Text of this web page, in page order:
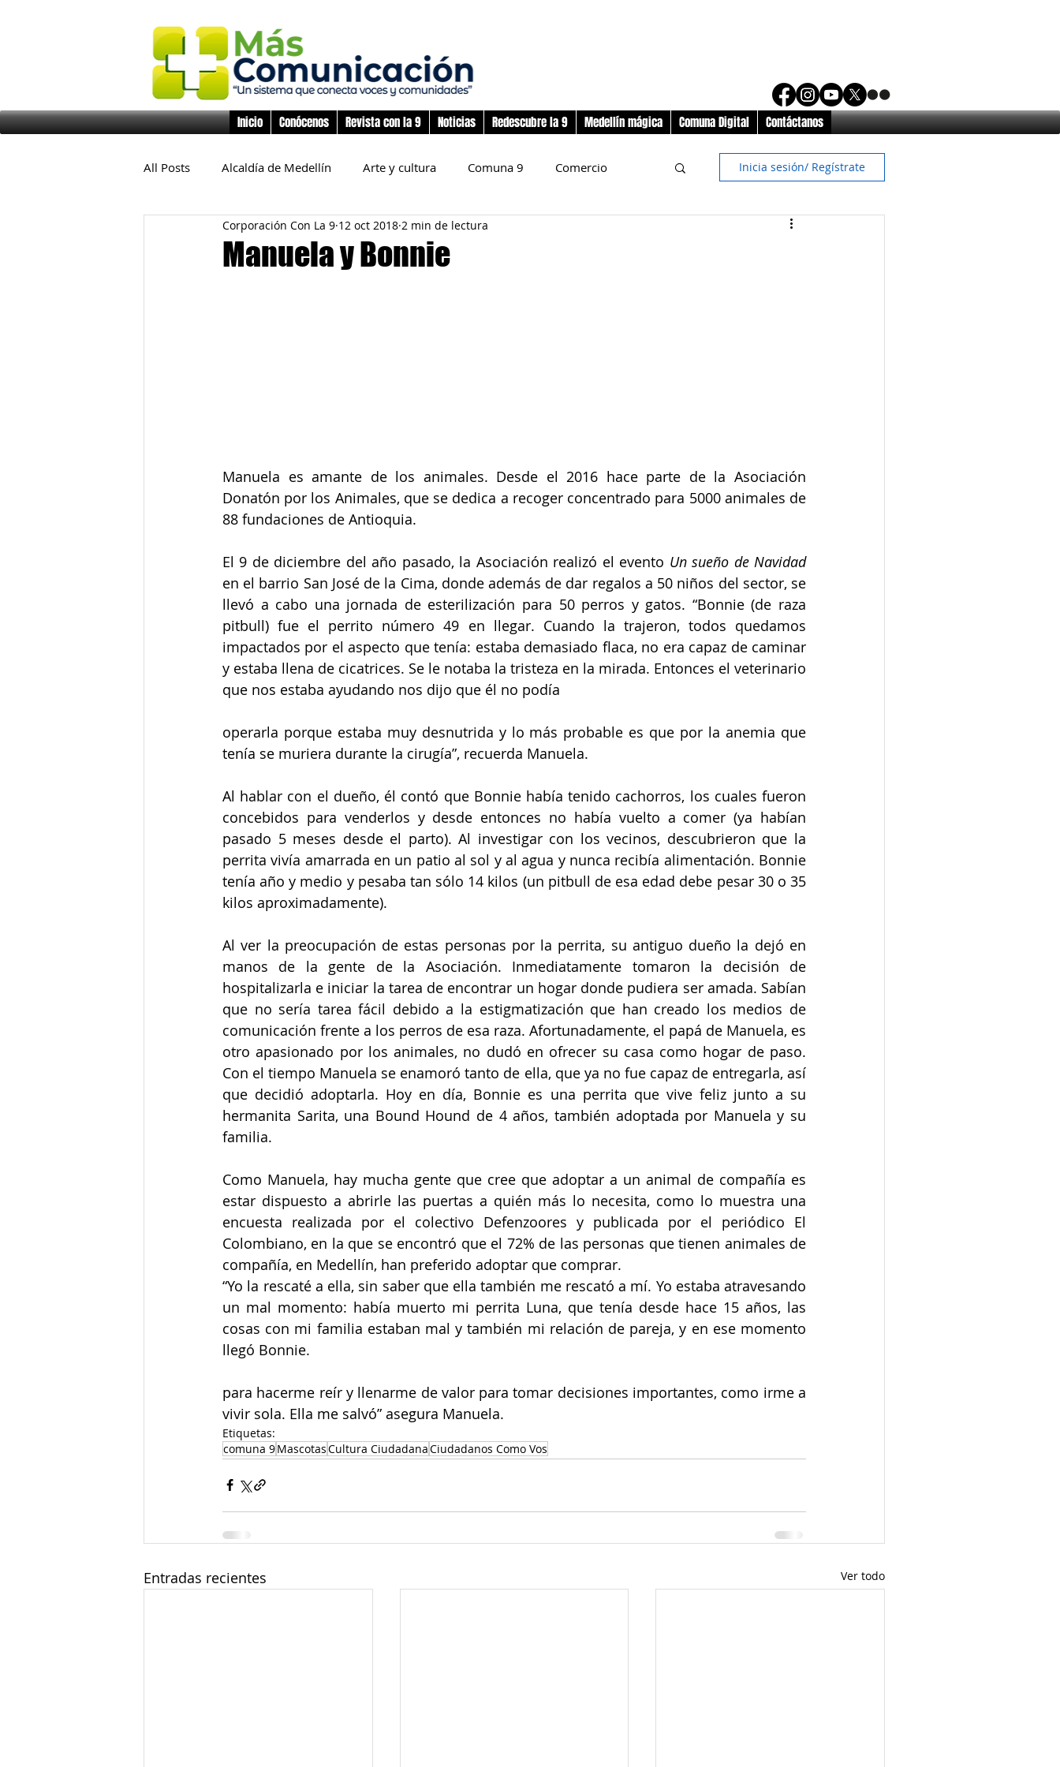
Inicio Conócenos Revista con la 9 Noticias Redescubre la 9 Medellín mágica Comuna Digital Contáctanos
All Posts Alcaldía de Medellín Arte y cultura Comuna 9 Comercio
Educación Derechos Humanos Deporte Flora y fauna
Salud mental Secretaría de Salud Sociedad
Inicia sesión/ Regístrate
Manuela y Bonnie
Corporación Con La 9 12 oct 2018 2 min de lectura
Manuela es amante de los animales. Desde el 2016 hace parte de la Asociación
Donatón por los Animales, que se dedica a recoger concentrado para 5000 animales de
88 fundaciones de Antioquia.
El 9 de diciembre del año pasado, la Asociación realizó el evento Un sueño de Navidad
en el barrio San José de la Cima, donde además de dar regalos a 50 niños del sector, se
llevó a cabo una jornada de esterilización para 50 perros y gatos. “Bonnie (de raza
pitbull) fue el perrito número 49 en llegar. Cuando la trajeron, todos quedamos
impactados por el aspecto que tenía: estaba demasiado flaca, no era capaz de caminar
y estaba llena de cicatrices. Se le notaba la tristeza en la mirada. Entonces el veterinario
que nos estaba ayudando nos dijo que él no podía
operarla porque estaba muy desnutrida y lo más probable es que por la anemia que
tenía se muriera durante la cirugía”, recuerda Manuela.
Al hablar con el dueño, él contó que Bonnie había tenido cachorros, los cuales fueron
concebidos para venderlos y desde entonces no había vuelto a comer (ya habían
pasado 5 meses desde el parto). Al investigar con los vecinos, descubrieron que la
perrita vivía amarrada en un patio al sol y al agua y nunca recibía alimentación. Bonnie
tenía año y medio y pesaba tan sólo 14 kilos (un pitbull de esa edad debe pesar 30 o 35
kilos aproximadamente).
Al ver la preocupación de estas personas por la perrita, su antiguo dueño la dejó en
manos de la gente de la Asociación. Inmediatamente tomaron la decisión de
hospitalizarla e iniciar la tarea de encontrar un hogar donde pudiera ser amada. Sabían
que no sería tarea fácil debido a la estigmatización que han creado los medios de
comunicación frente a los perros de esa raza. Afortunadamente, el papá de Manuela, es
otro apasionado por los animales, no dudó en ofrecer su casa como hogar de paso.
Con el tiempo Manuela se enamoró tanto de ella, que ya no fue capaz de entregarla, así
que decidió adoptarla. Hoy en día, Bonnie es una perrita que vive feliz junto a su
hermanita Sarita, una Bound Hound de 4 años, también adoptada por Manuela y su
familia.
Como Manuela, hay mucha gente que cree que adoptar a un animal de compañía es
estar dispuesto a abrirle las puertas a quién más lo necesita, como lo muestra una
encuesta realizada por el colectivo Defenzoores y publicada por el periódico El
Colombiano, en la que se encontró que el 72% de las personas que tienen animales de
compañía, en Medellín, han preferido adoptar que comprar.
“Yo la rescaté a ella, sin saber que ella también me rescató a mí. Yo estaba atravesando
un mal momento: había muerto mi perrita Luna, que tenía desde hace 15 años, las
cosas con mi familia estaban mal y también mi relación de pareja, y en ese momento
llegó Bonnie.
para hacerme reír y llenarme de valor para tomar decisiones importantes, como irme a
vivir sola. Ella me salvó” asegura Manuela.
Etiquetas:
comuna 9MascotasCultura CiudadanaCiudadanos Como Vos
Entradas recientes Ver todo